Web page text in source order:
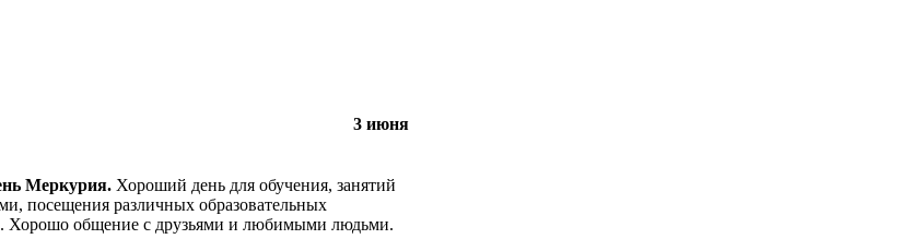
3 июня
Меркурия.Хороший день для обучения, занятий
посещения различных образовательных
Хорошо общение с друзьями и любимыми людьми.